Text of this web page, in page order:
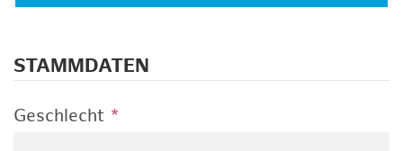
STAMMDATEN
Geschlecht *